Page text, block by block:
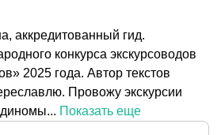
аккредитованный гид.
конкурса экскурсоводов
2025 года. Автор текстов
Провожу экскурсии
Показать еще